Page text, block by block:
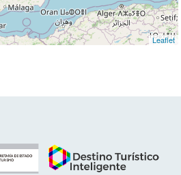
Leaflet